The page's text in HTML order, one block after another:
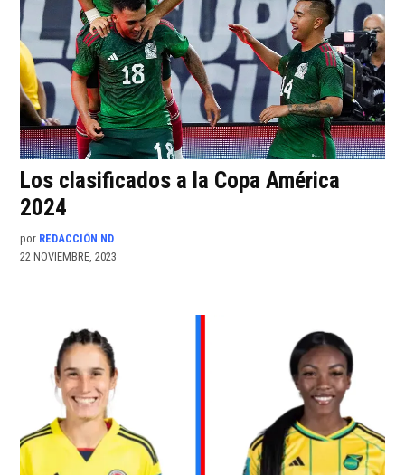
Los clasificados a la Copa América
2024
por REDACCIÓN ND
22 NOVIEMBRE, 2023